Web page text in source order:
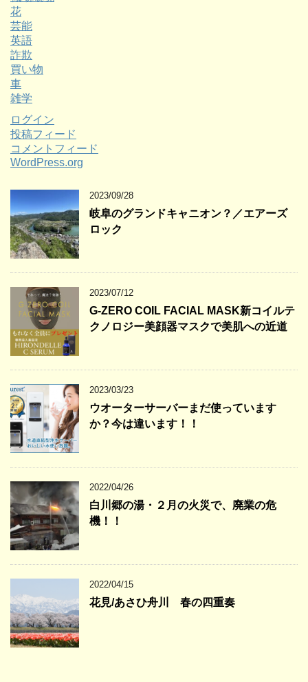
花
芸能
英語
詐欺
買い物
車
雑学
ログイン
投稿フィード
コメントフィード
WordPress.org
2023/09/28
岐阜のグランドキャニオン？／エアーズ
ロック
2023/07/12
G-ZERO COIL FACIAL MASK新コイルテ
クノロジー美顔器マスクで美肌への近道
2023/03/23
ウオーターサーバーまだ使っています
か？今は違います！！
2022/04/26
白川郷の湯・２月の火災で、廃業の危
機！！
2022/04/15
花見/あさひ舟川 春の四重奏